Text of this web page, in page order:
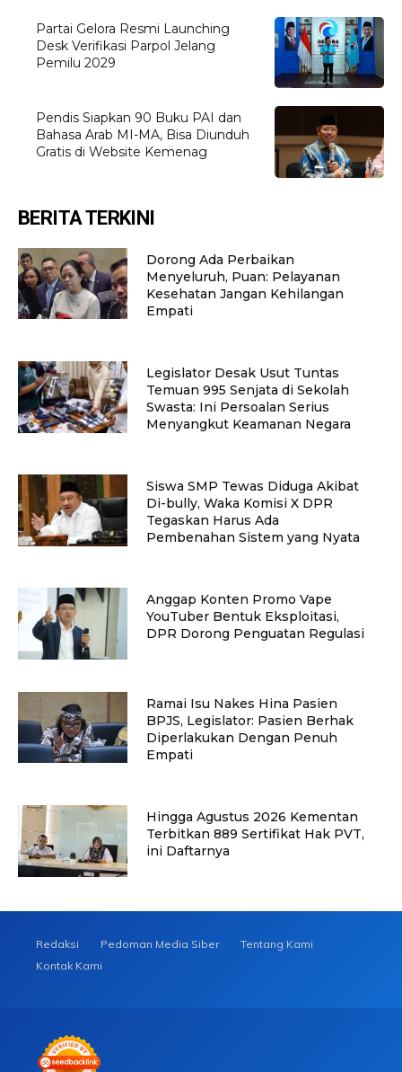
Partai Gelora Resmi Launching
Desk Verifikasi Parpol Jelang
Pemilu 2029
Pendis Siapkan 90 Buku PAI dan
Bahasa Arab MI-MA, Bisa Diunduh
Gratis di Website Kemenag
BERITA TERKINI
Dorong Ada Perbaikan
Menyeluruh, Puan: Pelayanan
Kesehatan Jangan Kehilangan
Empati
Legislator Desak Usut Tuntas
Temuan 995 Senjata di Sekolah
Swasta: Ini Persoalan Serius
Menyangkut Keamanan Negara
Siswa SMP Tewas Diduga Akibat
Di-bully, Waka Komisi X DPR
Tegaskan Harus Ada
Pembenahan Sistem yang Nyata
Anggap Konten Promo Vape
YouTuber Bentuk Eksploitasi,
DPR Dorong Penguatan Regulasi
Ramai Isu Nakes Hina Pasien
BPJS, Legislator: Pasien Berhak
Diperlakukan Dengan Penuh
Empati
Hingga Agustus 2026 Kementan
Terbitkan 889 Sertifikat Hak PVT,
ini Daftarnya
Redaksi Pedoman Media Siber
Tentang Kami
Kontak Kami